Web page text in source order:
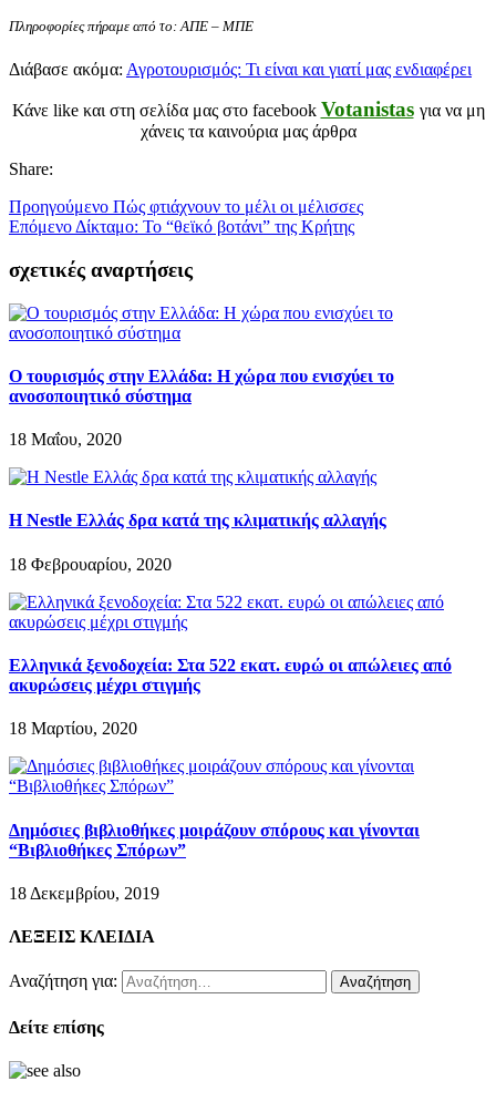
Πληροφορίες πήραμε από το: ΑΠΕ – ΜΠΕ
Διάβασε ακόμα: Αγροτουρισμός: Τι είναι και γιατί μας ενδιαφέρει
Κάνε like και στη σελίδα μας στο facebook Votanistas για να μη
χάνεις τα καινούρια μας άρθρα
Share:
Προηγούμενο Πώς φτιάχνουν το μέλι οι μέλισσες
Επόμενο Δίκταμο: Το “θεϊκό βοτάνι” της Κρήτης
σχετικές αναρτήσεις
Ο τουρισμός στην Ελλάδα: Η χώρα που ενισχύει το
ανοσοποιητικό σύστημα
18 Μαΐου, 2020
Η Nestle Ελλάς δρα κατά της κλιματικής αλλαγής
18 Φεβρουαρίου, 2020
Ελληνικά ξενοδοχεία: Στα 522 εκατ. ευρώ οι απώλειες από
ακυρώσεις μέχρι στιγμής
18 Μαρτίου, 2020
Δημόσιες βιβλιοθήκες μοιράζουν σπόρους και γίνονται
“Βιβλιοθήκες Σπόρων”
18 Δεκεμβρίου, 2019
ΛΕΞΕΙΣ ΚΛΕΙΔΙΑ
Αναζήτηση για:
Δείτε επίσης